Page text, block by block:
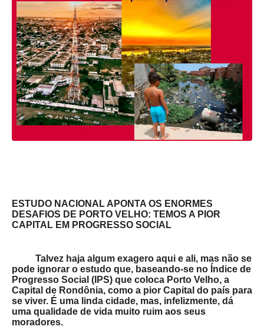
ESTUDO NACIONAL APONTA OS ENORMES
DESAFIOS DE PORTO VELHO: TEMOS A PIOR
CAPITAL EM PROGRESSO SOCIAL
Talvez haja algum exagero aqui e ali, mas não se
pode ignorar o estudo que, baseando-se no Índice de
Progresso Social (IPS) que coloca Porto Velho, a
Capital de Rondônia, como a pior Capital do país para
se viver. É uma linda cidade, mas, infelizmente, dá
uma qualidade de vida muito ruim aos seus
moradores.